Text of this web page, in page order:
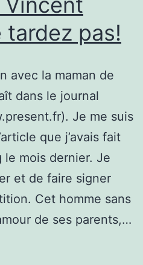
tardez pas!
avec la maman de
dans le journal
Je me suis
que j’avais fait
le mois dernier. Je
et de faire signer
Cet homme sans
de ses parents,…